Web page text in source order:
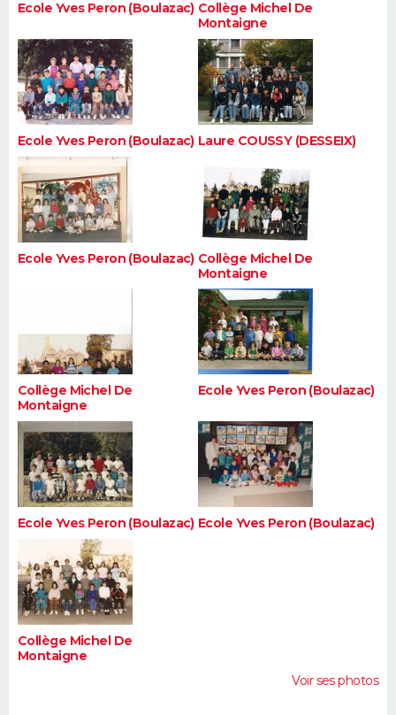
Ecole Yves Peron (Boulazac) Collège Michel De
Montaigne
Ecole Yves Peron (Boulazac) Laure COUSSY (DESSEIX)
Ecole Yves Peron (Boulazac) Collège Michel De
Montaigne
Collège Michel De
Montaigne
Ecole Yves Peron (Boulazac)
Ecole Yves Peron (Boulazac) Ecole Yves Peron (Boulazac)
Collège Michel De
Montaigne
Voir ses photos